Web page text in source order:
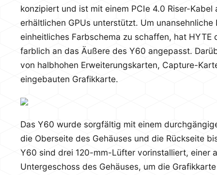
konzipiert und ist mit einem PCIe 4.0 Riser-
erhältlichen GPUs unterstützt. Um
einheitliches Farbschema zu schaffen, hat
farblich an das Äußere des Y60 angepasst.
von halbhohen Erweiterungskarten, Capture-
eingebauten Grafikkarte.
Das Y60 wurde sorgfältig mit einem
die Oberseite des Gehäuses und die Rückseite
Y60 sind drei 120-mm-Lüfter vorinstalliert, einer
Untergeschoss des Gehäuses, um die